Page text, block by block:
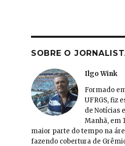
SOBRE O
Ilgo Wink
Formado
UFRGS, fiz
de Notícias
Manhã, em
maior parte do tempo na
fazendo cobertura de